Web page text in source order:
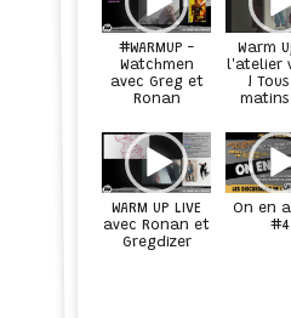
#WARMUP -
Watchmen
avec Greg et
Ronan
Warm
l'atelier
!
matins
WARM UP LIVE
avec Ronan et
Gregdizer
On en
#4